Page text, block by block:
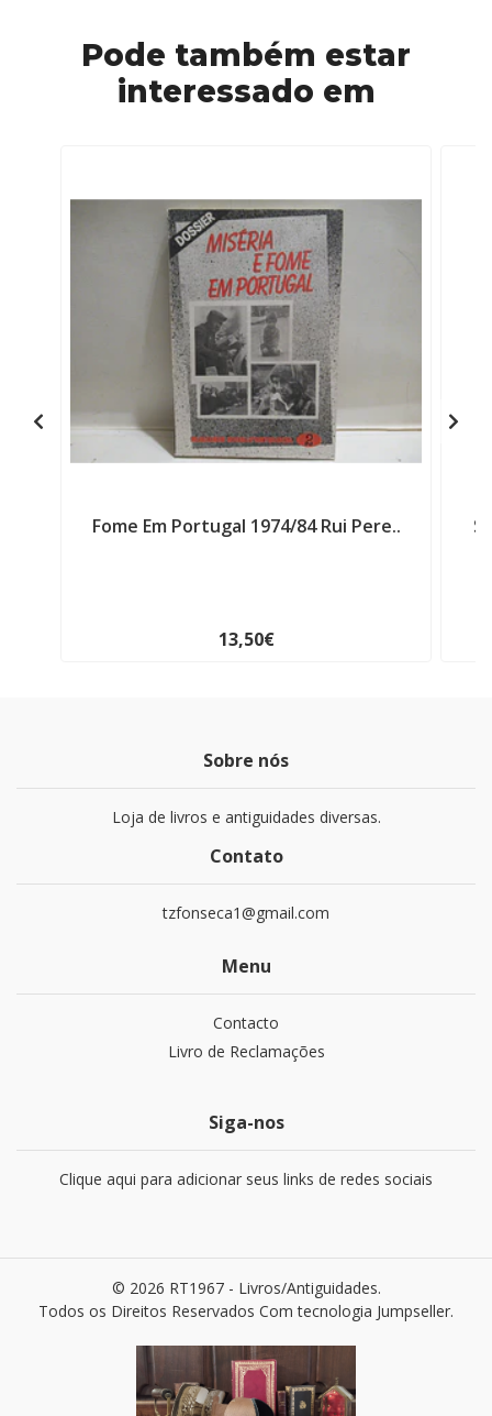
Pode também estar
interessado em
Fome Em Portugal 1974/84 Rui Pere..
13,50€
Sobre nós
Loja de livros e antiguidades diversas.
Contato
tzfonseca1@gmail.com
Menu
Contacto
Livro de Reclamações
Siga-nos
Clique aqui para adicionar seus links de redes sociais
© 2026 RT1967 - Livros/Antiguidades.
Todos os Direitos Reservados Com tecnologia Jumpseller.